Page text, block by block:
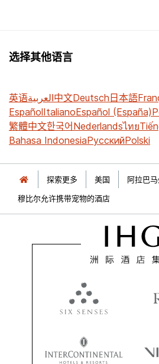
选择其他语言
英语العربية中文Deutsch日本語
EspañolItalianoEspañol (España)
繁體中文한국어Nederlandsไทย
Bahasa IndonesiaРусскийPolski
探索更多 美国 阿拉巴马
穆比尔允许携带宠物的酒店